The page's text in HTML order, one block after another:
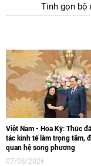
Tinh gọn bộ
Việt Nam - Hoa Kỳ: Thúc
tác kinh tế làm trọng tâm,
quan hệ song phương
07/08/2026